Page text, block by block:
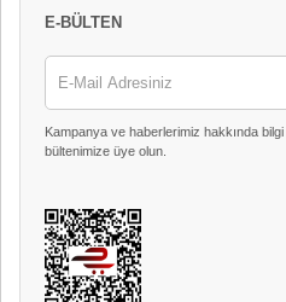
E-BÜLTEN
Kampanya ve haberlerimiz hakkında
bültenimize üye olun.